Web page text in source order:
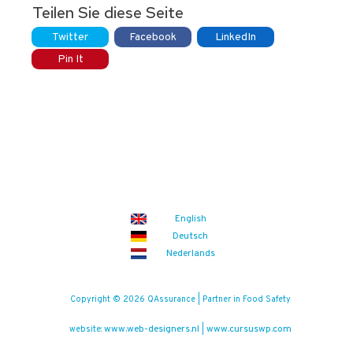
Teilen Sie diese Seite
Twitter Facebook
LinkedIn
Pin It
English
Deutsch
Nederlands
Copyright © 2026 QAssurance | Partner in Food Safety
website: www.web-designers.nl www.cursuswp.com